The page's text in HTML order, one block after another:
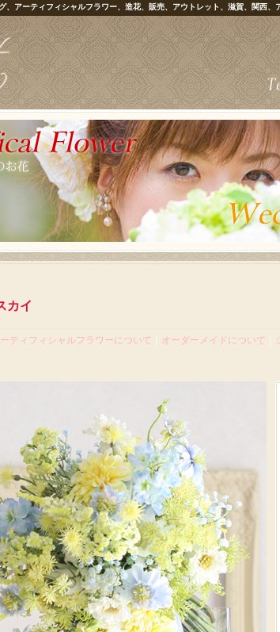
、アーティフィシャルフラワー、造花、販売、アウトレット、滋賀、関西、
カイ
ティフィシャルフラワーについて オーダーメイドについて